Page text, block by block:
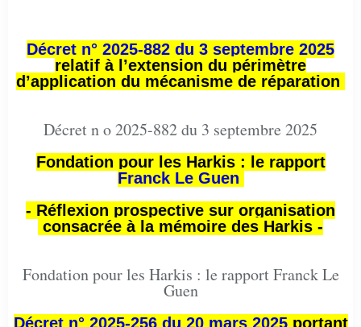
Décret n° 2025-882 du 3 septembre 2025
relatif à l’extension du périmètre
d’application du mécanisme de réparation
Décret n o 2025-882 du 3 septembre 2025
Fondation pour les Harkis : le rapport
Franck Le Guen
- Réflexion prospective sur organisation
consacrée à la mémoire des Harkis -
Fondation pour les Harkis : le rapport Franck Le
Guen
Décret n° 2025-256 du 20 mars 2025portant